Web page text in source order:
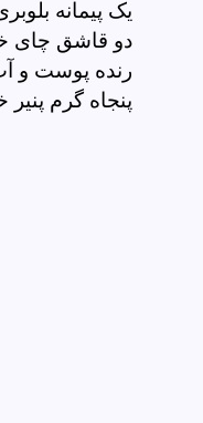
یک پیمانه
دو قاشق چای
رنده پوست و
پنجاه گرم پنیر